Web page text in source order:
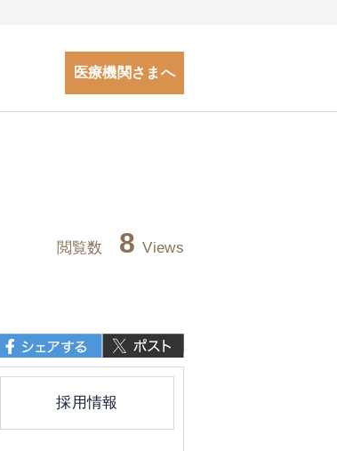
医療機関さまへ
閲覧数 8 Views
採用情報